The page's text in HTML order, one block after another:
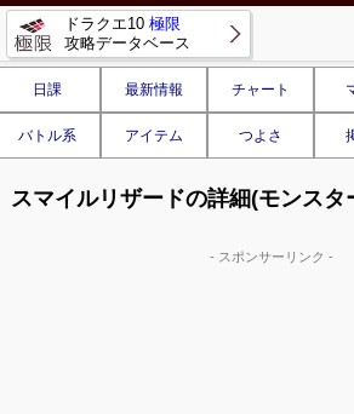
ドラクエ10 極限
攻略データベース
日課 最新情報 チャート
バトル系 アイテム つよさ
スマイルリザードの詳細(モンスタ
- スポンサーリンク -